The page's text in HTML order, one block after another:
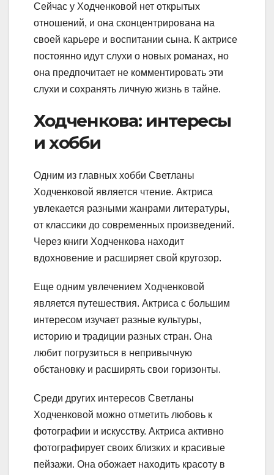
Сейчас у Ходченковой нет открытых
отношений, и она сконцентрирована на
своей карьере и воспитании сына. К актрисе
постоянно идут слухи о новых романах, но
она предпочитает не комментировать эти
слухи и сохранять личную жизнь в тайне.
Ходченкова: интересы
и хобби
Одним из главных хобби Светланы
Ходченковой является чтение. Актриса
увлекается разными жанрами литературы,
от классики до современных произведений.
Через книги Ходченкова находит
вдохновение и расширяет свой кругозор.
Еще одним увлечением Ходченковой
является путешествия. Актриса с большим
интересом изучает разные культуры,
историю и традиции разных стран. Она
любит погрузиться в непривычную
обстановку и расширять свои горизонты.
Среди других интересов Светланы
Ходченковой можно отметить любовь к
фотографии и искусству. Актриса активно
фотографирует своих близких и красивые
пейзажи. Она обожает находить красоту в